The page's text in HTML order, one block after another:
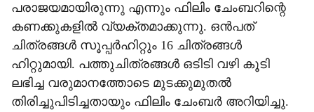
e
പരാജയമായിരുന്നു എന്നും ഫിലിം ചേംബറിന്റെ
കണക്കുകളിൽ വ്യക്തമാക്കുന്നു. ഒൻപത്
ചിത്രങ്ങൾ സൂപ്പർഹിറ്റും 16 ചിത്രങ്ങൾ
ഹിറ്റുമായി. പത്തുചിത്രങ്ങൾ ഒടിടി വഴി കൂടി
ലഭിച്ച വരുമാനത്തോടെ മുടക്കുമുതൽ
തിരിച്ചുപിടിച്ചതായും ഫിലിം ചേംബർ അറിയിച്ചു.